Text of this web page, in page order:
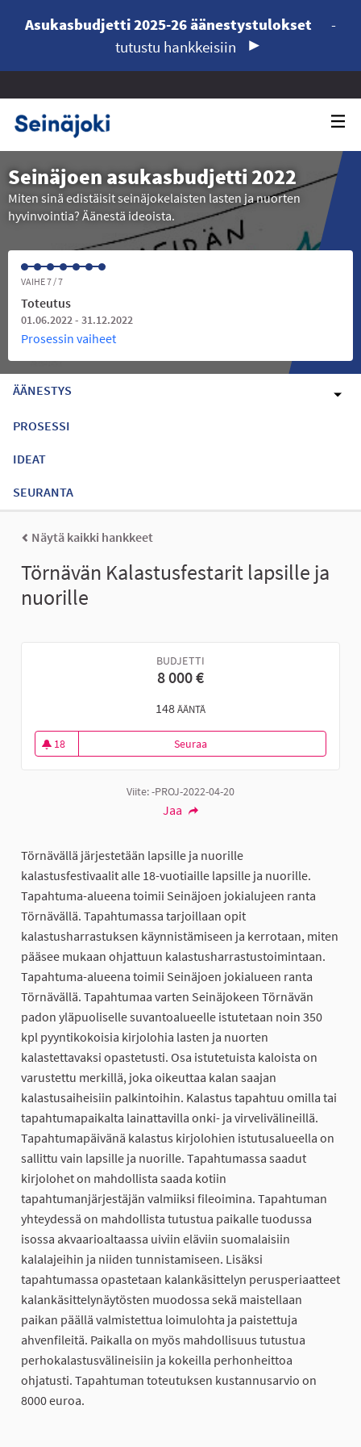
Asukasbudjetti 2025-26 äänestystulokset
-
tutustu hankkeisiin
Seinäjoen asukasbudjetti 2022
Miten sinä edistäisit seinäjokelaisten lasten ja nuorten
hyvinvointia? Äänestä ideoista.
VAIHE 7 / 7
Toteutus
01.06.2022 - 31.12.2022
Prosessin vaiheet
ÄÄNESTYS
PROSESSI
IDEAT
SEURANTA
Näytä kaikki hankkeet
Törnävän Kalastusfestarit lapsille ja
nuorille
BUDJETTI
8 000 €
148ÄÄNTÄ
18
18 seuraajaa
SeuraaTörnävän Kalastusfestarit
Viite: -PROJ-2022-04-20
Jaa
Törnävällä järjestetään lapsille ja nuorille
kalastusfestivaalit alle 18-vuotiaille lapsille ja nuorille.
Tapahtuma-alueena toimii Seinäjoen jokialujeen ranta
Törnävällä. Tapahtumassa tarjoillaan opit
kalastusharrastuksen käynnistämiseen ja kerrotaan, miten
pääsee mukaan ohjattuun kalastusharrastustoimintaan.
Tapahtuma-alueena toimii Seinäjoen jokialueen ranta
Törnävällä. Tapahtumaa varten Seinäjokeen Törnävän
padon yläpuoliselle suvantoalueelle istutetaan noin 350
kpl pyyntikokoisia kirjolohia lasten ja nuorten
kalastettavaksi opastetusti. Osa istutetuista kaloista on
varustettu merkillä, joka oikeuttaa kalan saajan
kalastusaiheisiin palkintoihin. Kalastus tapahtuu omilla tai
tapahtumapaikalta lainattavilla onki- ja virvelivälineillä.
Tapahtumapäivänä kalastus kirjolohien istutusalueella on
sallittu vain lapsille ja nuorille. Tapahtumassa saadut
kirjolohet on mahdollista saada kotiin
tapahtumanjärjestäjän valmiiksi fileoimina. Tapahtuman
yhteydessä on mahdollista tutustua paikalle tuodussa
isossa akvaarioaltaassa uiviin eläviin suomalaisiin
kalalajeihin ja niiden tunnistamiseen. Lisäksi
tapahtumassa opastetaan kalankäsittelyn perusperiaatteet
kalankäsittelynäytösten muodossa sekä maistellaan
paikan päällä valmistettua loimulohta ja paistettuja
ahvenfileitä. Paikalla on myös mahdollisuus tutustua
perhokalastusvälineisiin ja kokeilla perhonheittoa
ohjatusti. Tapahtuman toteutuksen kustannusarvio on
8000 euroa.